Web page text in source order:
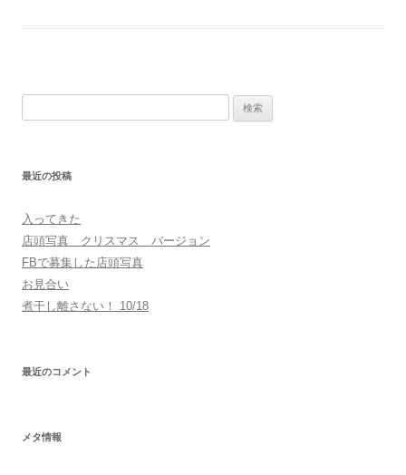
索:
最近の投稿
入ってきた
店頭写真 クリスマス バージョン
FBで募集した店頭写真
お見合い
煮干し離さない！ 10/18
最近のコメント
メタ情報